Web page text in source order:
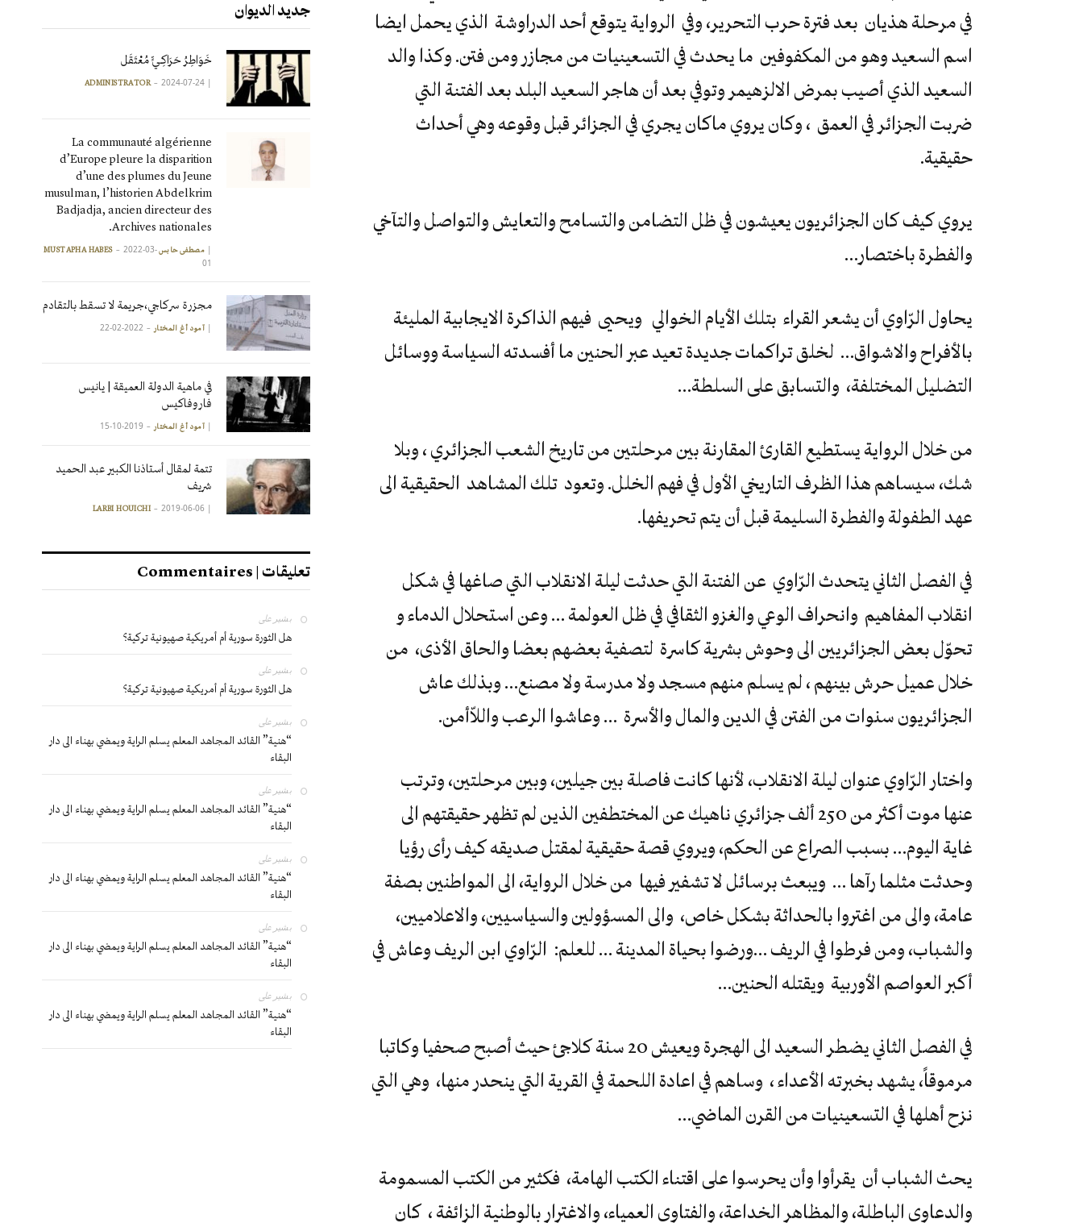
في مرحلة هذيان بعد فترة حرب التحرير، وفي الرواية يتوقع أحد الدراوشة الذي يحمل ايضا
اسم السعيد وهو من المكفوفين ما يحدث في التسعينيات من مجازر ومن فتن. وكذا والد
السعيد الذي أصيب بمرض الالزهيمر وتوفي بعد أن هاجر السعيد البلد بعد الفتنة التي
ضربت الجزائر في العمق ، وكان يروي ماكان يجري في الجزائر قبل وقوعه وهي أحداث
حقيقية.
يروي كيف كان الجزائريون يعيشون في ظل التضامن والتسامح والتعايش والتواصل والتآخي
والفطرة باختصار…
يحاول الرّاوي أن يشعر القراء بتلك الأيام الخوالي ويحيى فيهم الذاكرة الايجابية المليئة
بالأفراح والاشواق… لخلق تراكمات جديدة تعيد عبر الحنين ما أفسدته السياسة ووسائل
التضليل المختلفة، والتسابق على السلطة…
من خلال الرواية يستطيع القارئ المقارنة بين مرحلتين من تاريخ الشعب الجزائري ، وبلا
شك، سيساهم هذا الظرف التاريخي الأول في فهم الخلل. وتعود تلك المشاهد الحقيقية الى
عهد الطفولة والفطرة السليمة قبل أن يتم تحريفها.
في الفصل الثاني يتحدث الرّاوي عن الفتنة التي حدثت ليلة الانقلاب التي صاغها في شكل
انقلاب المفاهيم وانحراف الوعي والغزو الثقافي في ظل العولمة … وعن استحلال الدماء و
تحوّل بعض الجزائريين الى وحوش بشرية كاسرة لتصفية بعضهم بعضا والحاق الأذى، من
خلال عميل حرش بينهم ، لم يسلم منهم مسجد ولا مدرسة ولا مصنع… وبذلك عاش
الجزائريون سنوات من الفتن في الدين والمال والأسرة … وعاشوا الرعب واللاّأمن.
واختار الرّاوي عنوان ليلة الانقلاب، لأنها كانت فاصلة بين جيلين، وبين مرحلتين، وترتب
عنها موت أكثر من 250 ألف جزائري ناهيك عن المختطفين الذين لم تظهر حقيقتهم الى
غاية اليوم… بسبب الصراع عن الحكم، ويروي قصة حقيقية لمقتل صديقه كيف رأى رؤيا
وحدثت مثلما رآها … ويبعث برسائل لا تشفير فيها من خلال الرواية، الى المواطنين بصفة
عامة، والى من اغتروا بالحداثة بشكل خاص، والى المسؤولين والسياسيين، والاعلاميين،
والشباب، ومن فرطوا في الريف …ورضوا بحياة المدينة … للعلم: الرّاوي ابن الريف وعاش في
أكبر العواصم الأوربية ويقتله الحنين…
في الفصل الثاني يضطر السعيد الى الهجرة ويعيش 20 سنة كلاجئ حيث أصبح صحفيا وكاتبا
مرموقاً، يشهد بخبرته الأعداء ، وساهم في اعادة اللحمة في القرية التي ينحدر منها، وهي التي
نزح أهلها في التسعينيات من القرن الماضي…
يحث الشباب أن يقرأوا وأن يحرسوا على اقتناء الكتب الهامة، فكثير من الكتب المسمومة
والدعاوى الباطلة، والمظاهر الخداعة، والفتاوى العمياء، والاغترار بالوطنية الزائفة ، كان
جديد الديوان
خَوَاطِرُ حَرَاكِـيٍّ مُعْتَقَل
|
ADMINISTRATOR 2024-07-24
La communauté algérienne
d’Europe pleure la disparition
d’une des plumes du Jeune
musulman, l’historien Abdelkrim
Badjadja, ancien directeur des
Archives nationales.
| مصطفى حابس MUSTAPHA HABES2022-03-
01
مجزرة سركاجي،جريمة لا تسقط بالتقادم
| آمود أغ المختار 2022-02-22
في ماهية الدولة العميقة | يانيس
فاروفاكيس
| آمود أغ المختار 2019-10-15
تتمة لمقال أستاذنا الكبير عبد الحميد
شريف
|
LARBI HOUICHI 2019-06-06
تعليقات | Commentaires
بشير على
هل الثورة سورية أم أمريكية صهيونية تركية؟
بشير على
هل الثورة سورية أم أمريكية صهيونية تركية؟
بشير على
“هنية” القائد المجاهد المعلم يسلم الراية ويمضي بهناء الى دار
البقاء
بشير على
“هنية” القائد المجاهد المعلم يسلم الراية ويمضي بهناء الى دار
البقاء
بشير على
“هنية” القائد المجاهد المعلم يسلم الراية ويمضي بهناء الى دار
البقاء
بشير على
“هنية” القائد المجاهد المعلم يسلم الراية ويمضي بهناء الى دار
البقاء
بشير على
“هنية” القائد المجاهد المعلم يسلم الراية ويمضي بهناء الى دار
البقاء